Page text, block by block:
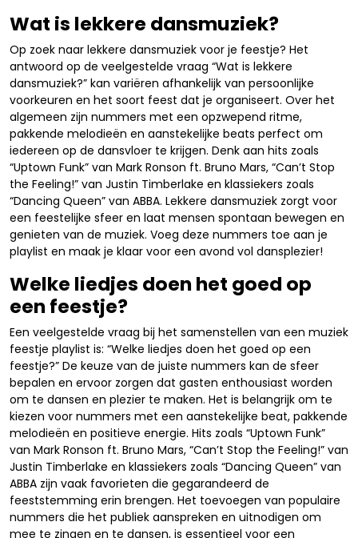
Wat is lekkere dansmuziek?
Op zoek naar lekkere dansmuziek voor je feestje? Het
antwoord op de veelgestelde vraag “Wat is lekkere
dansmuziek?” kan variëren afhankelijk van persoonlijke
voorkeuren en het soort feest dat je organiseert. Over het
algemeen zijn nummers met een opzwepend ritme,
pakkende melodieën en aanstekelijke beats perfect om
iedereen op de dansvloer te krijgen. Denk aan hits zoals
“Uptown Funk” van Mark Ronson ft. Bruno Mars, “Can’t Stop
the Feeling!” van Justin Timberlake en klassiekers zoals
“Dancing Queen” van ABBA. Lekkere dansmuziek zorgt voor
een feestelijke sfeer en laat mensen spontaan bewegen en
genieten van de muziek. Voeg deze nummers toe aan je
playlist en maak je klaar voor een avond vol dansplezier!
Welke liedjes doen het goed op
een feestje?
Een veelgestelde vraag bij het samenstellen van een muziek
feestje playlist is: “Welke liedjes doen het goed op een
feestje?” De keuze van de juiste nummers kan de sfeer
bepalen en ervoor zorgen dat gasten enthousiast worden
om te dansen en plezier te maken. Het is belangrijk om te
kiezen voor nummers met een aanstekelijke beat, pakkende
melodieën en positieve energie. Hits zoals “Uptown Funk”
van Mark Ronson ft. Bruno Mars, “Can’t Stop the Feeling!” van
Justin Timberlake en klassiekers zoals “Dancing Queen” van
ABBA zijn vaak favorieten die gegarandeerd de
feeststemming erin brengen. Het toevoegen van populaire
nummers die het publiek aanspreken en uitnodigen om
mee te zingen en te dansen, is essentieel voor een